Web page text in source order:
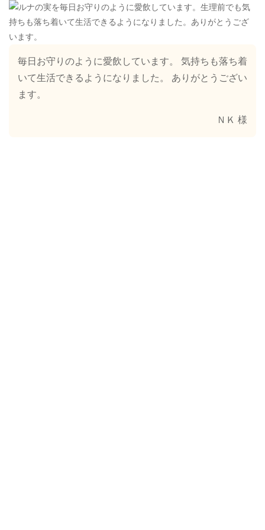
毎日お守りのように愛飲しています。 気持ちも落ち着
いて生活できるようになりました。 ありがとうござい
ます。
ＮＫ 様